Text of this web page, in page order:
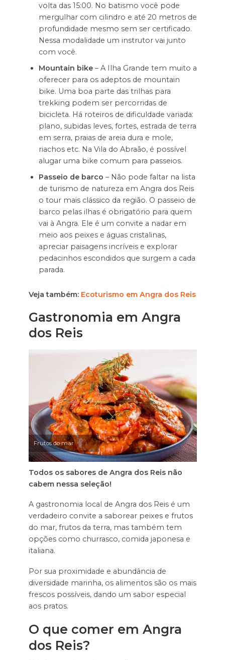
volta das 15:00. No batismo você pode
mergulhar com cilindro e até 20 metros de
profundidade mesmo sem ser certificado.
Nessa modalidade um instrutor vai junto
com você.
Mountain bike– A Ilha Grande tem muito a
oferecer para os adeptos de mountain
bike. Uma boa parte das trilhas para
trekking podem ser percorridas de
bicicleta. Há roteiros de dificuldade variada:
plano, subidas leves, fortes, estrada de terra
em serra, praias de areia dura e mole,
riachos etc. Na Vila do Abraão, é possível
alugar uma bike comum para passeios.
Passeio de barco – Não pode faltar na lista
de turismo de natureza em Angra dos Reis
o tour mais clássico da região. O passeio de
barco pelas ilhas é obrigatório para quem
vai à Angra. Ele é um convite a nadar em
meio aos peixes e águas cristalinas,
apreciar paisagens incríveis e explorar
pedacinhos escondidos que surgem a cada
parada.
Veja também: Ecoturismo em Angra dos Reis
Gastronomia em Angra
dos Reis
Frutos do mar
Todos os sabores de Angra dos Reis não
cabem nessa seleção!
A gastronomia local de Angra dos Reis é um
verdadeiro convite a saborear peixes e frutos
do mar, frutos da terra, mas também tem
opções como churrasco, comida japonesa e
italiana.
Por sua proximidade e abundância de
diversidade marinha, os alimentos são os mais
frescos possíveis, dando um sabor especial
aos pratos.
O que comer em Angra
dos Reis?